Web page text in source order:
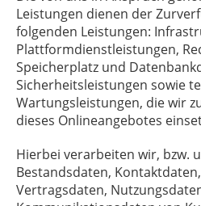
Leistungen dienen der
folgenden Leistungen:
Plattformdienstleistungen,
Speicherplatz und
Sicherheitsleistungen sowie
Wartungsleistungen, die wir
dieses Onlineangebotes
Hierbei verarbeiten wir, bzw.
Bestandsdaten,
Vertragsdaten,